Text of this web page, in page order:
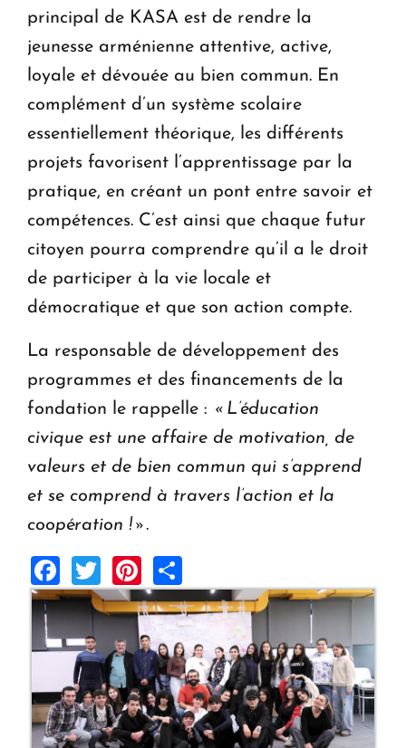
principal de KASA est de rendre la
jeunesse arménienne attentive, active,
loyale et dévouée au bien commun. En
complément d’un système scolaire
essentiellement théorique, les différents
projets favorisent l’apprentissage par la
pratique, en créant un pont entre savoir et
compétences. C’est ainsi que chaque futur
citoyen pourra comprendre qu’il a le droit
de participer à la vie locale et
démocratique et que son action compte.
La responsable de développement des
programmes et des financements de la
fondation le rappelle : « L’éducation
civique est une affaire de motivation, de
valeurs et de bien commun qui s’apprend
et se comprend à travers l’action et la
coopération ! ».
Facebook
TwitterPinterest